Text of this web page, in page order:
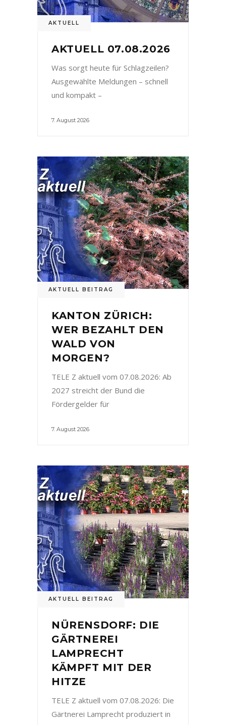
AKTUELL
AKTUELL 07.08.2026
Was sorgt heute für Schlagzeilen?
Ausgewählte Meldungen – schnell
und kompakt –
7. August 2026
AKTUELL BEITRAG
KANTON ZÜRICH:
WER BEZAHLT DEN
WALD VON
MORGEN?
TELE Z aktuell vom 07.08.2026: Ab
2027 streicht der Bund die
Fördergelder für
7. August 2026
AKTUELL BEITRAG
NÜRENSDORF: DIE
GÄRTNEREI
LAMPRECHT
KÄMPFT MIT DER
HITZE
TELE Z aktuell vom 07.08.2026: Die
Gärtnerei Lamprecht produziert in